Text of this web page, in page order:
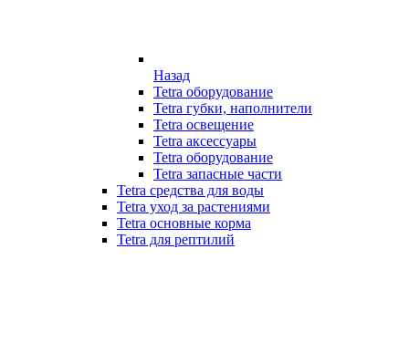
Назад
Tetra оборудование
Tetra губки, наполнители
Tetra освещение
Tetra аксессуары
Tetra оборудование
Tetra запасные части
Tetra средства для воды
Tetra уход за растениями
Tetra основные корма
Tetra для рептилий